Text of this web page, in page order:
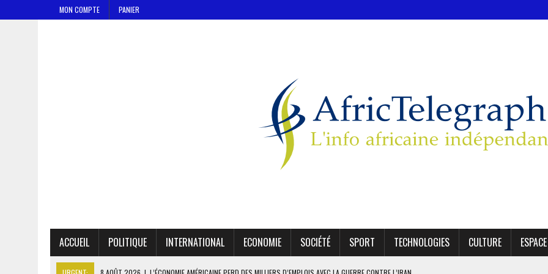
MON COMPTE PANIER
ACCUEIL POLITIQUE INTERNATIONAL ECONOMIE SOCIÉTÉ SPORT TECHNOLOGIES CULTURE